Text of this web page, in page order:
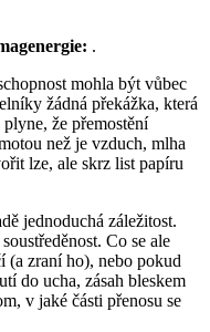
.
mohla být vůbec
žádná překážka, která
že přemostění
než je vzduch, mlha
lze, ale skrz list papíru
jednoduchá záležitost.
Co se ale
(a zraní ho), nebo pokud
do ucha, zásah bleskem
v jaké části přenosu se